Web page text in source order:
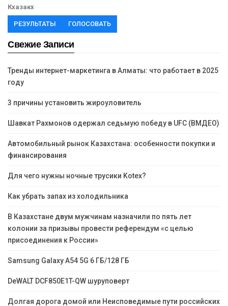
Кхазакх
РЕЗУЛЬТАТЫ ГОЛОСОВАТЬ
Свежие Записи
Тренды интернет-маркетинга в Алматы: что работает в 2025
году
3 причины установить жироуловитель
Шавкат Рахмонов одержал седьмую победу в UFC (ВМДЕО)
Автомобильный рынок Казахстана: особенности покупки и
финансирования
Для чего нужны ночные трусики Kotex?
Как убрать запах из холодильника
В Казахстане двум мужчинам назначили по пять лет
колонии за призывы провести референдум «с целью
присоединения к России»
Samsung Galaxy A54 5G 6 ГБ/128 ГБ
DeWALT DCF850E1T-QW шуруповерт
Долгая дорога домой или Неисповедимые пути российских